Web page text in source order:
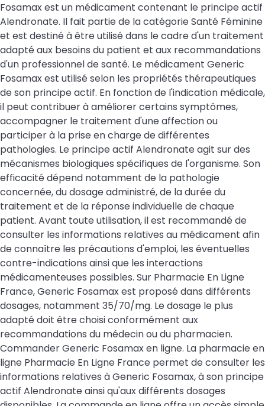
Fosamax est un médicament contenant le principe actif
Alendronate. Il fait partie de la catégorie Santé Féminine
et est destiné à être utilisé dans le cadre d'un traitement
adapté aux besoins du patient et aux recommandations
d'un professionnel de santé. Le médicament Generic
Fosamax est utilisé selon les propriétés thérapeutiques
de son principe actif. En fonction de l'indication médicale,
il peut contribuer à améliorer certains symptômes,
accompagner le traitement d'une affection ou
participer à la prise en charge de différentes
pathologies. Le principe actif Alendronate agit sur des
mécanismes biologiques spécifiques de l'organisme. Son
efficacité dépend notamment de la pathologie
concernée, du dosage administré, de la durée du
traitement et de la réponse individuelle de chaque
patient. Avant toute utilisation, il est recommandé de
consulter les informations relatives au médicament afin
de connaître les précautions d'emploi, les éventuelles
contre-indications ainsi que les interactions
médicamenteuses possibles. Sur Pharmacie En Ligne
France, Generic Fosamax est proposé dans différents
dosages, notamment 35/70/mg. Le dosage le plus
adapté doit être choisi conformément aux
recommandations du médecin ou du pharmacien.
Commander Generic Fosamax en ligne. La pharmacie en
ligne Pharmacie En Ligne France permet de consulter les
informations relatives à Generic Fosamax, à son principe
actif Alendronate ainsi qu'aux différents dosages